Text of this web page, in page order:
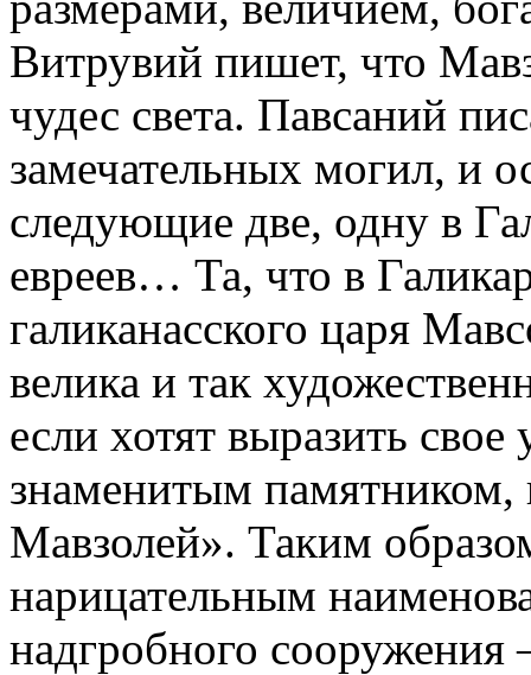
Витрувий пишет, что
чудес света. Павсаний
замечательных могил, и
следующие две, одну в
евреев… Та, что в
галиканасского царя
велика и так
если хотят выразить
знаменитым памятником,
Мавзолей». Таким
нарицательным
надгробного сооружения